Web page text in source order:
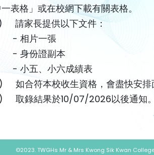
表格」或在校網下載有關表格。
請家長提供以下文件：
片一張
份證副本
五、小六成績表
如合符本校收生資格，會盡快安排
取錄結果於10/07/2026以後通知。
©2023. TWGHs Mr & Mrs Kwong Sik Kwan